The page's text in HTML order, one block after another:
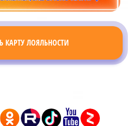
КАРТУ ЛОЯЛЬНОСТИ